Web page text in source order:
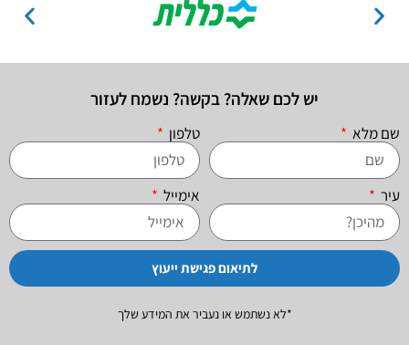
יש לכם שאלה? בקשה? נשמח לעזור
שם מלא טלפון
עיר אימייל
לתיאום פגישת ייעוץ
*לא נשתמש או נעביר את המידע שלך